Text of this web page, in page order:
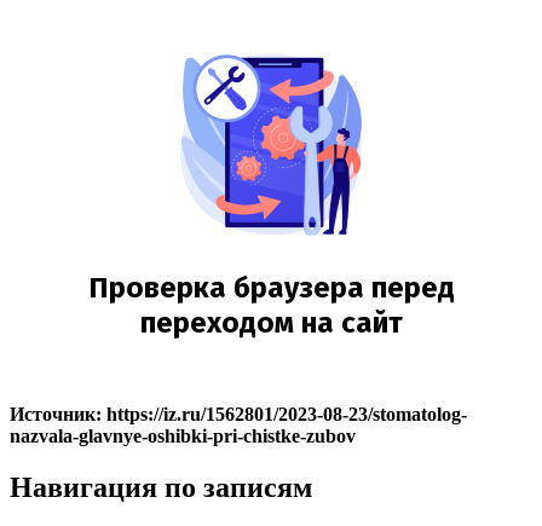
Источник: https://iz.ru/1562801/2023-08-23/stomatolog-
nazvala-glavnye-oshibki-pri-chistke-zubov
Навигация по записям